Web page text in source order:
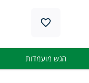
הגש מועמדות